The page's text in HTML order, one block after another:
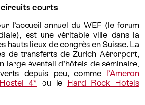
circuits courts
l’accueil annuel du WEF (le forum
est une véritable ville dans la
hauts lieux de congrès en Suisse. La
de transferts de Zurich Aérorport,
large éventail d’hôtels de séminaire,
depuis peu, comme l’Ameron
4* ou le Hard Rock Hotels